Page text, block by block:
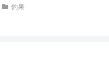
釣果